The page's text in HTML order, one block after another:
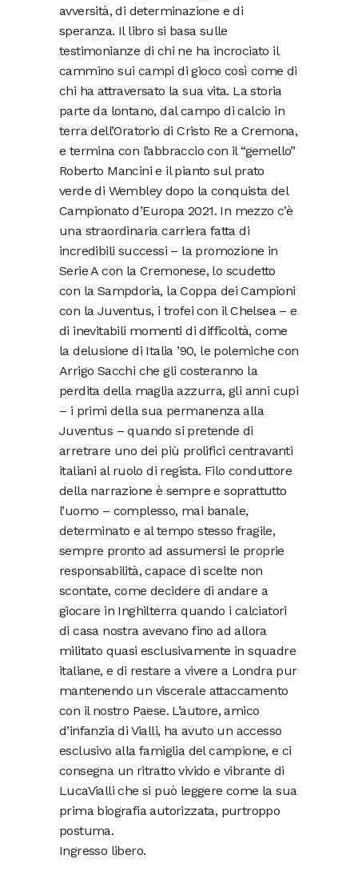
avversità, di determinazione e di
speranza. Il libro si basa sulle
testimonianze di chi ne ha incrociato il
cammino sui campi di gioco così come di
chi ha attraversato la sua vita. La storia
parte da lontano, dal campo di calcio in
terra dell’Oratorio di Cristo Re a Cremona,
e termina con l’abbraccio con il “gemello”
Roberto Mancini e il pianto sul prato
verde di Wembley dopo la conquista del
Campionato d’Europa 2021. In mezzo c’è
una straordinaria carriera fatta di
incredibili successi – la promozione in
Serie A con la Cremonese, lo scudetto
con la Sampdoria, la Coppa dei Campioni
con la Juventus, i trofei con il Chelsea – e
di inevitabili momenti di difficoltà, come
la delusione di Italia ’90, le polemiche con
Arrigo Sacchi che gli costeranno la
perdita della maglia azzurra, gli anni cupi
– i primi della sua permanenza alla
Juventus – quando si pretende di
arretrare uno dei più prolifici centravanti
italiani al ruolo di regista. Filo conduttore
della narrazione è sempre e soprattutto
l’uomo – complesso, mai banale,
determinato e al tempo stesso fragile,
sempre pronto ad assumersi le proprie
responsabilità, capace di scelte non
scontate, come decidere di andare a
giocare in Inghilterra quando i calciatori
di casa nostra avevano fino ad allora
militato quasi esclusivamente in squadre
italiane, e di restare a vivere a Londra pur
mantenendo un viscerale attaccamento
con il nostro Paese. L’autore, amico
d’infanzia di Vialli, ha avuto un accesso
esclusivo alla famiglia del campione, e ci
consegna un ritratto vivido e vibrante di
LucaVialli che si può leggere come la sua
prima biografia autorizzata, purtroppo
postuma.
Ingresso libero.